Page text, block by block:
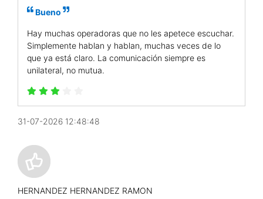
Bueno
Hay muchas operadoras que no les apetece escuchar.
Simplemente hablan y hablan, muchas veces de lo
que ya está claro. La comunicación siempre es
unilateral, no mutua.
31-07-2026 12:48:48
HERNANDEZ HERNANDEZ RAMON